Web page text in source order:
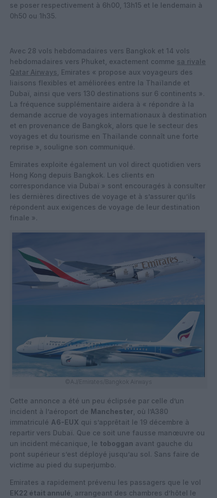
se poser respectivement à 6h00, 13h15 et le lendemain à
0h50 ou 1h35.
Avec 28 vols hebdomadaires vers Bangkok et 14 vols
hebdomadaires vers Phuket, exactement comme sa rivale
Qatar Airways , Emirates « propose aux voyageurs des
liaisons flexibles et améliorées entre la Thaïlande et
Dubaï, ainsi que vers 130 destinations sur 6 continents ».
La fréquence supplémentaire aidera à « répondre à la
demande accrue de voyages internationaux à destination
et en provenance de Bangkok, alors que le secteur des
voyages et du tourisme en Thaïlande connaît une forte
reprise », souligne son communiqué.
Emirates exploite également un vol direct quotidien vers
Hong Kong depuis Bangkok. Les clients en
correspondance via Dubaï » sont encouragés à consulter
les dernières directives de voyage et à s’assurer qu’ils
répondent aux exigences de voyage de leur destination
finale ».
©AJ/Emirates/Bangkok Airways
Cette annonce a été un peu éclipsée par celle d’un
incident à l’aéroport de Manchester , où l’A380
immatriculé A6-EUX qui s’apprêtait le 19 décembre à
repartir vers Dubaï. Que ce soit une fausse manœuvre ou
un incident mécanique, le toboggan avant gauche du
pont supérieur s’est déployé jusqu’au sol. Sans faire de
victime au pied du superjumbo.
Emirates a rapidement prévenu les passagers que le vol
EK22 était annulé , arrangeant des chambres d’hôtel le